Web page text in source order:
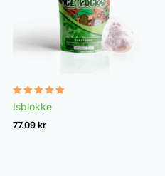
Vurderet
4.98
ud af 5
Isblokke
77.09 kr